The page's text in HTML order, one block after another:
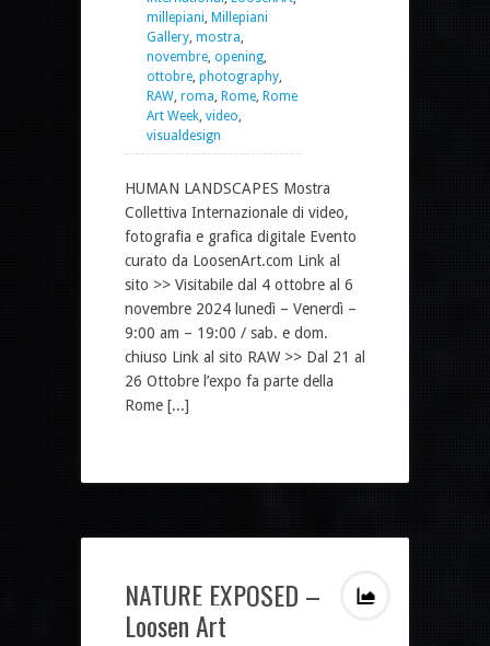
millepiani Millepiani
Gallery mostra
novembre opening
ottobre photography
RAW roma Rome Rome
Art Week video
visualdesign
HUMAN LANDSCAPES Mostra
Collettiva Internazionale di video,
fotografia e grafica digitale Evento
curato da LoosenArt.com Link al
sito >> Visitabile dal 4 ottobre al 6
novembre 2024 lunedì – Venerdì –
9:00 am – 19:00 / sab. e dom.
chiuso Link al sito RAW >> Dal 21 al
26 Ottobre l’expo fa parte della
Rome [...]
NATURE EXPOSED –
Loosen Art